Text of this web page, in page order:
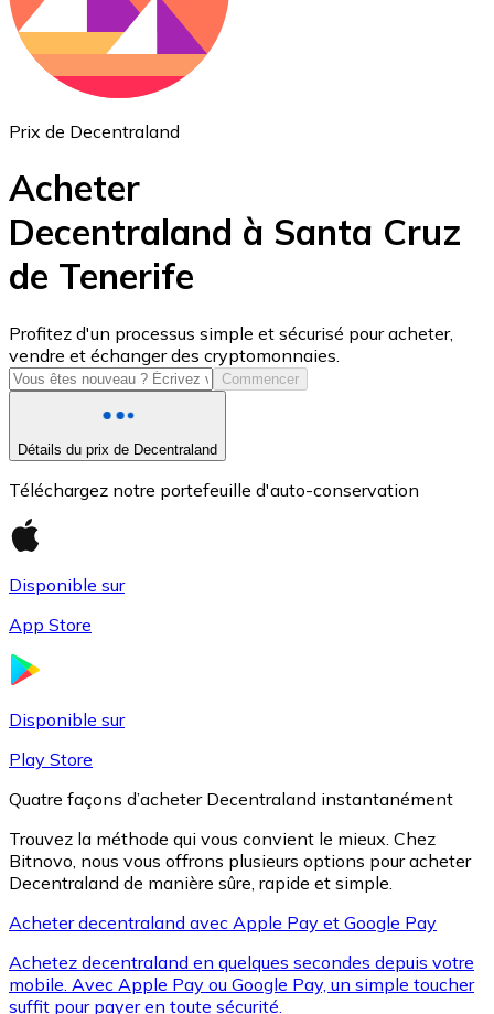
USD Coin
USDC
XRP
XRP
Prix de Decentraland
Acheter
Decentraland à Santa Cruz
de Tenerife
Profitez d'un processus simple et sécurisé pour acheter,
vendre et échanger des cryptomonnaies.
Commencer
Détails du prix de Decentraland
Téléchargez notre portefeuille d'auto-conservation
Disponible sur
App Store
Disponible sur
Play Store
Quatre façons d’acheter Decentraland instantanément
Trouvez la méthode qui vous convient le mieux. Chez
Bitnovo, nous vous offrons plusieurs options pour acheter
Decentraland de manière sûre, rapide et simple.
Acheter decentraland avec Apple Pay et Google Pay
Achetez decentraland en quelques secondes depuis votre
mobile. Avec Apple Pay ou Google Pay, un simple toucher
suffit pour payer en toute sécurité.